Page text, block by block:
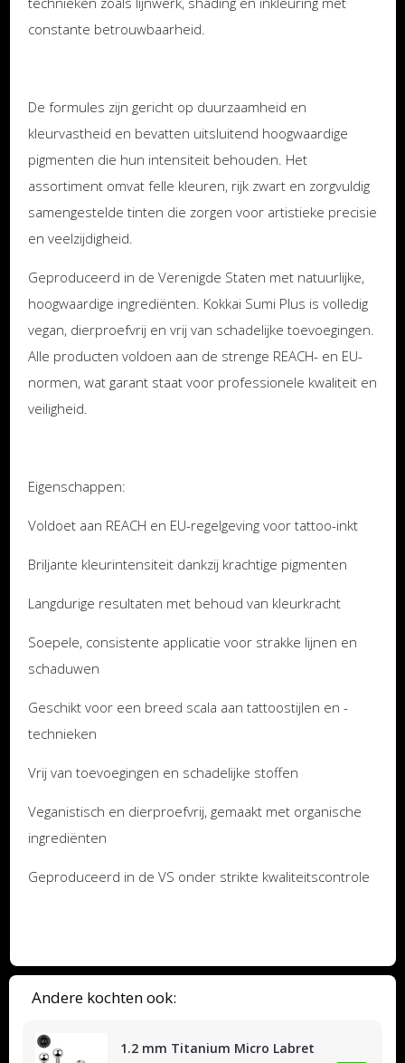
Andere kochten ook:
1.2 mm Titanium Micro Labret
constante betrouwbaarheid.
De formules zijn gericht op duurzaamheid en
kleurvastheid en bevatten uitsluitend hoogwaardige
pigmenten die hun intensiteit behouden. Het
assortiment omvat felle kleuren, rijk zwart en zorgvuldig
samengestelde tinten die zorgen voor artistieke precisie
en veelzijdigheid.
Geproduceerd in de Verenigde Staten met natuurlijke,
hoogwaardige ingrediënten. Kokkai Sumi Plus is volledig
vegan, dierproefvrij en vrij van schadelijke toevoegingen.
Alle producten voldoen aan de strenge REACH- en EU-
normen, wat garant staat voor professionele kwaliteit en
veiligheid.
Eigenschappen:
Voldoet aan REACH en EU-regelgeving voor tattoo-inkt
Briljante kleurintensiteit dankzij krachtige pigmenten
Langdurige resultaten met behoud van kleurkracht
Soepele, consistente applicatie voor strakke lijnen en
schaduwen
Geschikt voor een breed scala aan tattoostijlen en -
technieken
Vrij van toevoegingen en schadelijke stoffen
Veganistisch en dierproefvrij, gemaakt met organische
ingrediënten
Geproduceerd in de VS onder strikte kwaliteitscontrole